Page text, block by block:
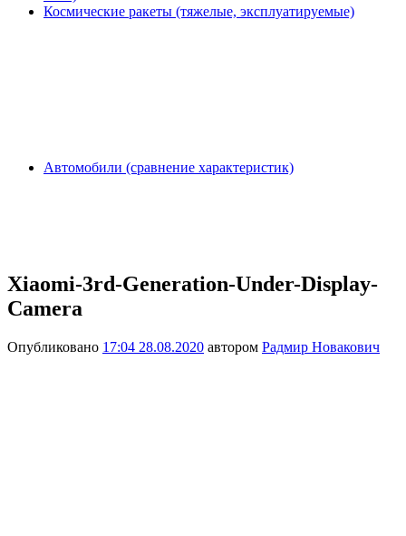
Космические ракеты (тяжелые, эксплуатируемые)
Автомобили (сравнение характеристик)
Xiaomi-3rd-Generation-Under-Display-
Camera
Опубликовано 17:04 28.08.2020 автором Радмир Новакович